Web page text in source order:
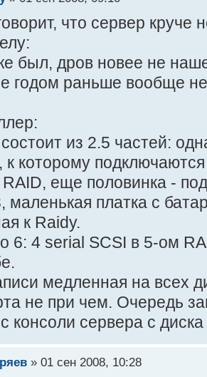
что сервер круче
был, дров новее не
годом раньше вообще не
из 2.5 частей:
к которому
еще половинка -
маленькая платка с
к Raidу.
6: 4 serial SCSI в 5-ом
медленная на всех
не при чем. Очередь
консоли сервера с
» 01 сен 2008, 10:28